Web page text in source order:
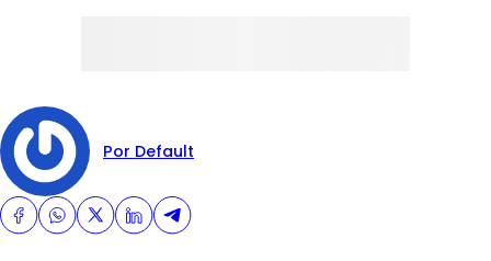
Por Default